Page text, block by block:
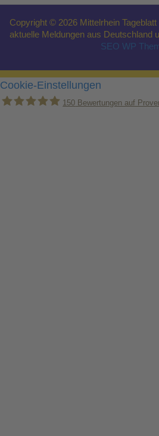
Copyright © 2026 Mittelrhein
aktuelle Meldungen aus Deutschland
SEO WP
Cookie-Einstellungen
150 Bewertungen auf